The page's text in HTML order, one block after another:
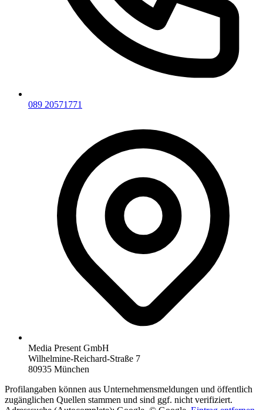
089 20571771
Media Present GmbH
Wilhelmine-Reichard-Straße 7
80935 München
Profilangaben können aus Unternehmensmeldungen und öffentlich
zugänglichen Quellen stammen und sind ggf. nicht verifiziert.